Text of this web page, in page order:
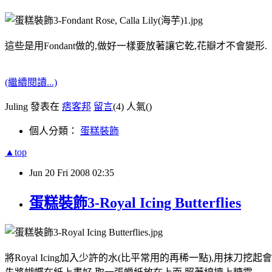
這些是用Fondant做的,做好一樣要放著讓它乾,花瓣才不會變形.
(繼續閱讀...)
Juling 發表在 痞客邦 留言(4) 人氣()
個人分類： 蛋糕裝飾
▲top
Jun 20 Fri 2008 02:35
蛋糕裝飾3-Royal Icing Butterflies
將Royal Icing加入少許的水(比平常用的再稀一點),用抹刀挖起